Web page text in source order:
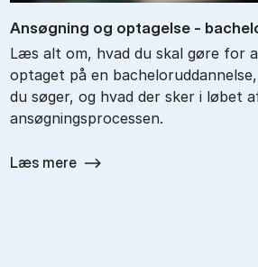
An­søg­ning og op­ta­gel­se -
Læs alt om, hvad du skal gøre for
optaget på en
du søger, og hvad der sker i løbet
ansøgningsprocessen.
Læs mere